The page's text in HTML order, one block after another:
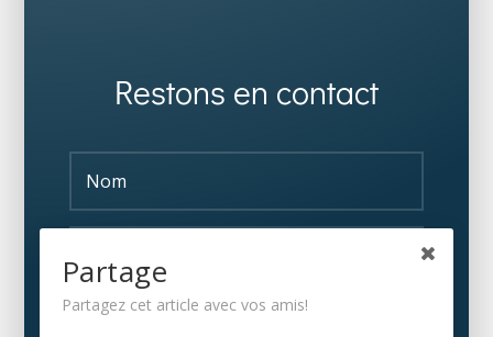
Restons en contact
Partage
Partagez cet article avec vos amis!